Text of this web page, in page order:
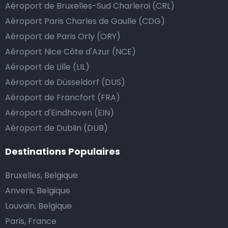
dépasse vos attentes, vous avez bien sûr la possibilité
de donner un pourboire.
La manière la plus simple pour ce faire est d’arrondir
le prix de la course au montant supérieur, ou de dire
au chauffeur de ne pas rendre la monnaie après lui
avoir donné un billet plus élevé que le prix de la
course.
Combien coûte une navette d’aéroport à
Torrevieja?
L’un des plus gros avantages des transports
d’aéroport proposés par Airport Taxis est un tarif fixe
pour votre navette.
Contrairement aux taxis traditionnels, nous n’ajoutons
Aéroport de Bruxelles-Sud Charleroi (CRL)
Aéroport Paris Charles de Gaulle (CDG)
Aéroport de Paris Orly (ORY)
Aéroport Nice Côte d'Azur (NCE)
Aéroport de Lille (LIL)
Aéroport de Düsseldorf (DUS)
Aéroport de Francfort (FRA)
Aéroport d'Eindhoven (EIN)
Aéroport de Dublin (DUB)
Destinations Populaires
Bruxelles, Belgique
Anvers, Belgique
Louvain, Belgique
Paris, France